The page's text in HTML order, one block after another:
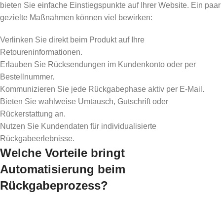
bieten Sie einfache Einstiegspunkte auf Ihrer Website. Ein paar
gezielte Maßnahmen können viel bewirken:
Verlinken Sie direkt beim Produkt auf Ihre
Retoureninformationen.
Erlauben Sie Rücksendungen im Kundenkonto oder per
Bestellnummer.
Kommunizieren Sie jede Rückgabephase aktiv per E-Mail.
Bieten Sie wahlweise Umtausch, Gutschrift oder
Rückerstattung an.
Nutzen Sie Kundendaten für individualisierte
Rückgabeerlebnisse.
Welche Vorteile bringt
Automatisierung beim
Rückgabeprozess?